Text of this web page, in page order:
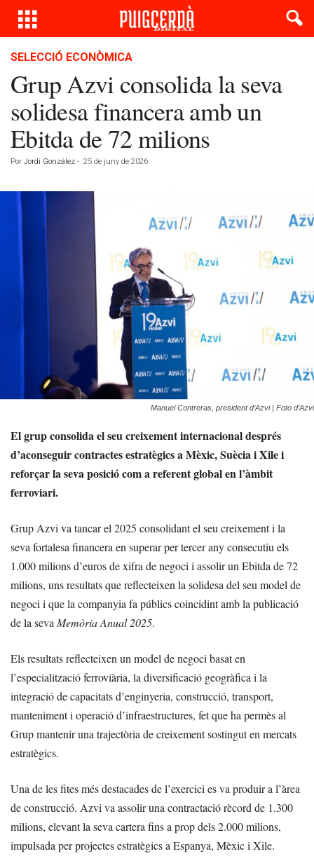
SELECCIÓ ECONÒMICA
Grup Azvi consolida la seva
solidesa financera amb un
Ebitda de 72 milions
Por Jordi González - 25 de juny de 2026
Manuel Contreras, president d’Azvi | Foto d’Azvi
El grup consolida el seu creixement internacional després
d’aconseguir contractes estratègics a Mèxic, Suècia i Xile i
reforçar la seva posició com a referent global en l’àmbit
ferroviari.
Grup Azvi va tancar el 2025 consolidant el seu creixement i la
seva fortalesa financera en superar per tercer any consecutiu els
1.000 milions d’euros de xifra de negoci i assolir un Ebitda de 72
milions, uns resultats que reflecteixen la solidesa del seu model de
negoci i que la companyia fa públics coincidint amb la publicació
de la sevaMemòria Anual 2025.
Els resultats reflecteixen un model de negoci basat en
l’especialització ferroviària, la diversificació geogràfica i la
integració de capacitats d’enginyeria, construcció, transport,
manteniment i operació d’infraestructures, fet que ha permès al
Grup mantenir una trajectòria de creixement sostingut en mercats
estratègics.
Una de les fites més destacades de l’exercici es va produir a l’àrea
de construcció. Azvi va assolir una contractació rècord de 1.300
milions, elevant la seva cartera fins a prop dels 2.000 milions,
impulsada per projectes estratègics a Espanya, Mèxic i Xile.